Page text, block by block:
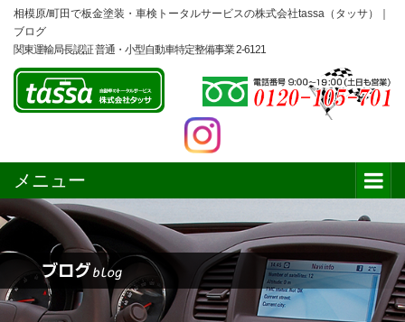
相模原/町田で板金塗装・車検トータルサービスの株式会社tassa（タッサ）｜
ブログ
関東運輸局長認証 普通・小型自動車特定整備事業 2-6121
メニュー